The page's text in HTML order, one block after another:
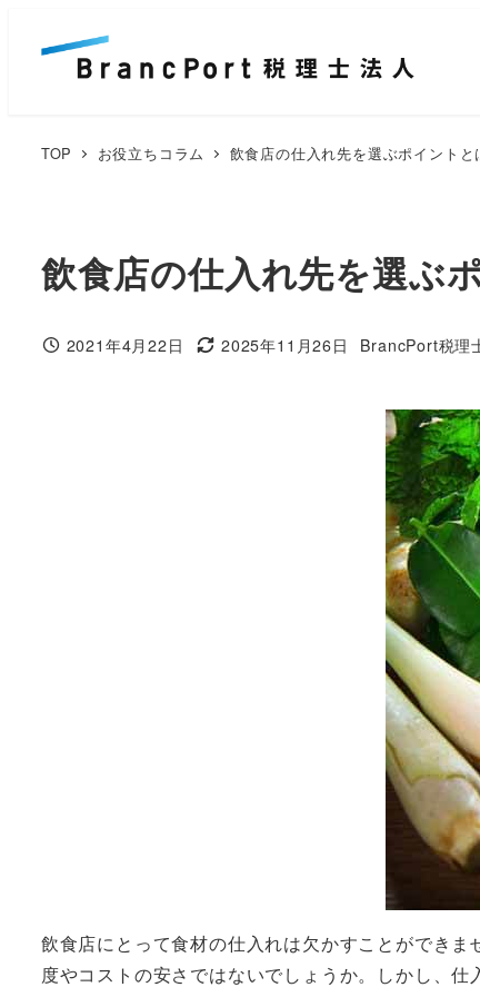
TOP お役立ちコラム 飲食店の仕入れ先を選ぶポイント
飲食店の仕入れ先を選ぶ
投稿日
2021年4月22日
更新日
2025年11月26日
著
BrancPort税理
飲食店にとって食材の仕入れは欠かすことができ
度やコストの安さではないでしょうか。しかし、